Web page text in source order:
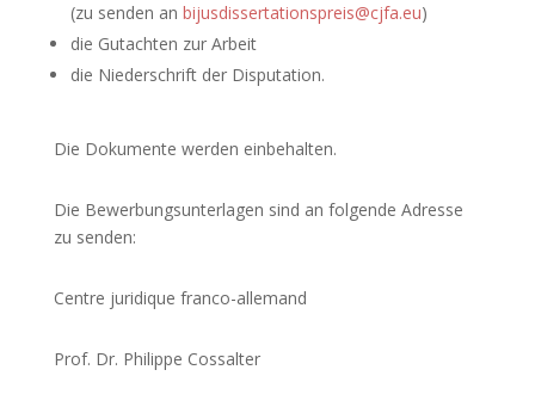
(zu senden an bijusdissertationspreis@cjfa.eu)
die Gutachten zur Arbeit
die Niederschrift der Disputation.
Die Dokumente werden einbehalten.
Die Bewerbungsunterlagen sind an folgende Adresse
zu senden:
Centre juridique franco-allemand
Prof. Dr. Philippe Cossalter